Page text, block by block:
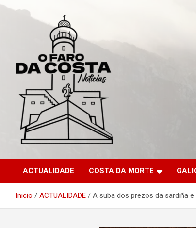
Saltar
ACTUALIDADE COSTA DA MORTE
Inicio ACTUALIDADE A suba dos prezos da sardiña